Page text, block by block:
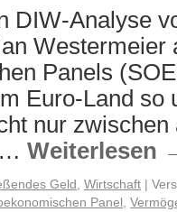
DIW-Analyse
Westermeier
Panels
Euro-Land so
nur
… Weiterlesen
Geld Wirtschaft |
Panel